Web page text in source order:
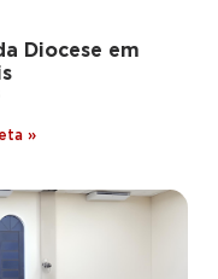
Diocese em
»